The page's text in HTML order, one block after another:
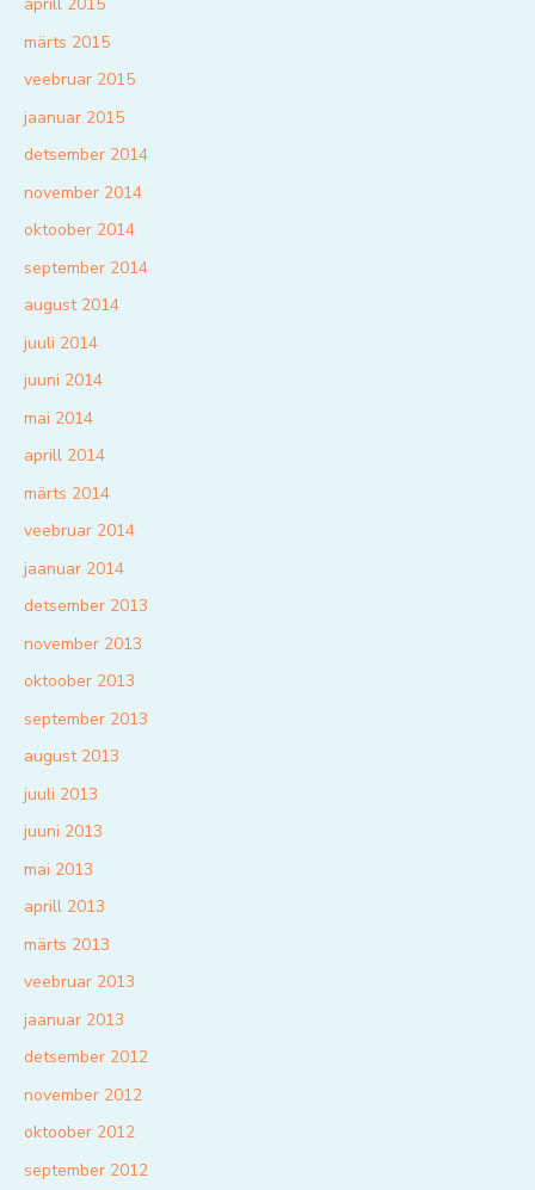
aprill 2015
märts 2015
veebruar 2015
jaanuar 2015
detsember 2014
november 2014
oktoober 2014
september 2014
august 2014
juuli 2014
juuni 2014
mai 2014
aprill 2014
märts 2014
veebruar 2014
jaanuar 2014
detsember 2013
november 2013
oktoober 2013
september 2013
august 2013
juuli 2013
juuni 2013
mai 2013
aprill 2013
märts 2013
veebruar 2013
jaanuar 2013
detsember 2012
november 2012
oktoober 2012
september 2012